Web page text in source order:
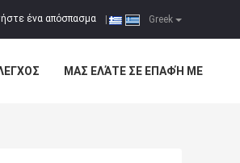
Greek
ένα απόσπασμα
ΜΑΣ ΕΛΆΤΕ ΣΕ ΕΠΑΦΉ ΜΕ